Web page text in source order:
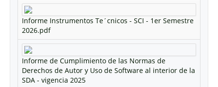
Informe Instrumentos Te´cnicos - SCI - 1er Semestre
2026.pdf
Informe de Cumplimiento de las Normas de
Derechos de Autor y Uso de Software al interior de la
SDA - vigencia 2025